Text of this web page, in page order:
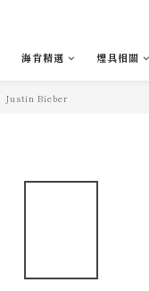
海肯精選 煙具相關
Justin Bieber